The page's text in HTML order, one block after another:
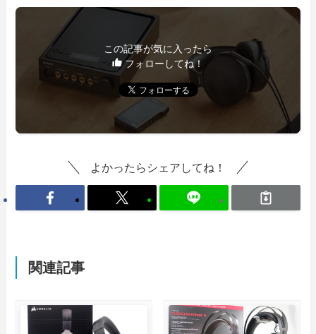
この記事が気に入ったら
フォローしてね！
よかったらシェアしてね！
関連記事